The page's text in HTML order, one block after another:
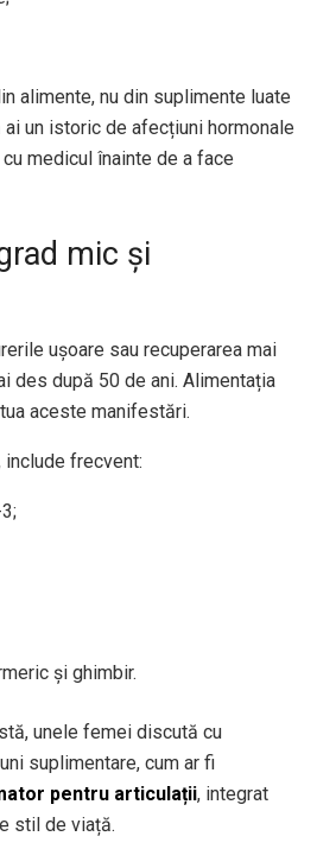
alimente, nu din suplimente luate
un istoric de afecțiuni hormonale
medicul înainte de a face
mic și
ușoare sau recuperarea mai
des după 50 de ani. Alimentația
aceste manifestări.
frecvent:
și ghimbir.
unele femei discută cu
suplimentare, cum ar fi
pentru articulații, integrat
stil de viață.